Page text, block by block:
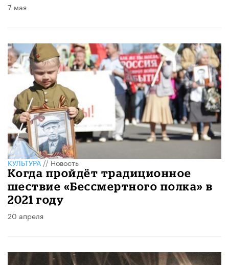
7 мая
КУЛЬТУРА//Новость
Когда пройдёт традиционное
шествие «Бессмертного полка» в
2021 году
20 апреля